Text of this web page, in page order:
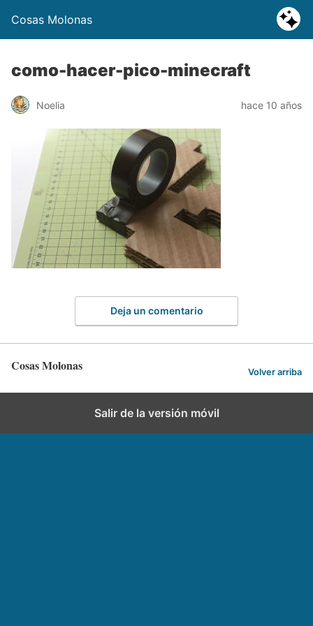
Cosas Molonas
como-hacer-pico-minecraft
Noelia hace 10 años
Deja un comentario
Cosas Molonas Volver arriba
Salir de la versión móvil